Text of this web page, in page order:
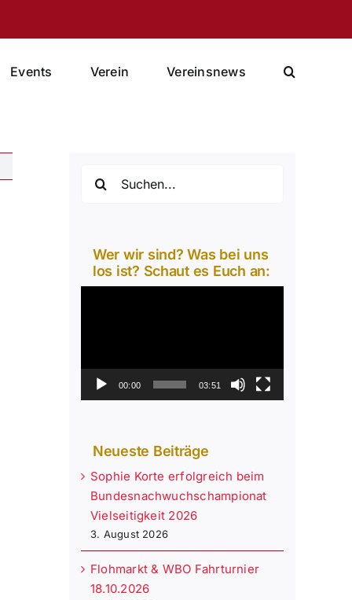
Events Verein Vereinsnews
nach:
Wer wir sind? Was bei uns
los ist? Schaut es Euch an:
00:00 03:51
Neueste Beiträge
Sophie Korte erfolgreich beim
Bundesnachwuchschampionat
Vielseitigkeit 2026
3. August 2026
Flohmarkt & WBO Fahrturnier
18.10.2026